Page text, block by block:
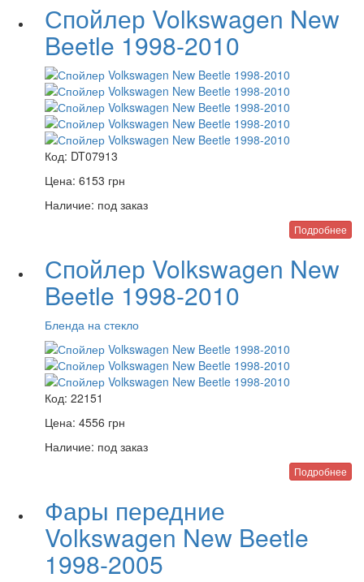
Спойлер Volkswagen New
Beetle 1998-2010
Код: DT07913
Цена: 6153 грн
Наличие: под заказ
Подробнее
Спойлер Volkswagen New
Beetle 1998-2010
Бленда на стекло
Код: 22151
Цена: 4556 грн
Наличие: под заказ
Подробнее
Фары передние
Volkswagen New Beetle
1998-2005